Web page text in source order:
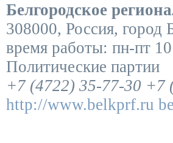
Белгородское
308000, Россия, город
время работы: пн-пт
Политические партии
+7 (4722) 35-77-30 +7
http://www.belkprf.ru